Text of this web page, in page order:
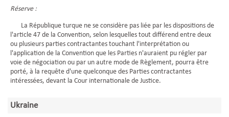
Réserve :
La République turque ne se considère pas liée par les dispositions de
l'article 47 de la Convention, selon lesquelles tout différend entre deux
ou plusieurs parties contractantes touchant l'interprétation ou
l'application de la Convention que les Parties n'auraient pu régler par
voie de négociation ou par un autre mode de Règlement, pourra être
porté, à la requête d'une quelconque des Parties contractantes
intéressées, devant la Cour internationale de Justice.
Ukraine